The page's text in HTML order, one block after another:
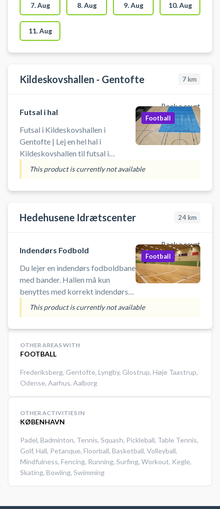
gangen. Hvis du ønsker at spille 1
time, bookes der 2 tider.
7. Aug 8. Aug 9. Aug 10. Aug
11. Aug
Kildeskovshallen - Gentofte 7 km
Book a court
Futsal i hal
Futsal i Kildeskovshallen i
Gentofte | Lej en hel hal i
Kildeskovshallen til futsal i
Gentofte. Book hele hallen
(40x20meter) og spil futsal i
Kildeskovshallen beliggende på
Udover futsal på håndboldmål, er
der basket kurve (1 bane),
volleyball net (3 baner) samt
være minimum en person over 18
år til stede.
Football
This product is currently not available
Hedehusene Idrætscenter 24 km
Book a court
Indendørs Fodbold
Du lejer en indendørs fodboldbane
med bander. Hallen må kun
benyttes med korrekt indendørs
fodtøj - ingen sorte såler. OBS. Få
gange om året er banderne nede.
Ring evt. til hallen på: 43 35 28​ 60
Football
This product is currently not available
OTHER AREAS WITH
FOOTBALL
Frederiksberg, Gentofte, Lyngby, Glostrup, Høje Taastrup,
Odense, Aarhus, Aalborg
OTHER ACTIVITIES IN
KØBENHAVN
Padel, Badminton, Tennis, Squash, Pickleball, Table Tennis,
Golf, Hall, Petanque, Floorball, Basketball, Volleyball,
Mindfulness, Fencing, Running, Surfing, Workout, Kegle,
Skating, Bowling, Swimming